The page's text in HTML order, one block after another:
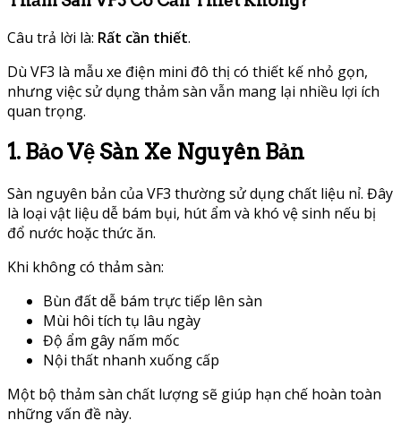
Câu trả lời là: Rất cần thiết.
Dù VF3 là mẫu xe điện mini đô thị có thiết kế nhỏ gọn,
nhưng việc sử dụng thảm sàn vẫn mang lại nhiều lợi ích
quan trọng.
1. Bảo Vệ Sàn Xe Nguyên Bản
Sàn nguyên bản của VF3 thường sử dụng chất liệu nỉ. Đây
là loại vật liệu dễ bám bụi, hút ẩm và khó vệ sinh nếu bị
đổ nước hoặc thức ăn.
Khi không có thảm sàn:
Bùn đất dễ bám trực tiếp lên sàn
Mùi hôi tích tụ lâu ngày
Độ ẩm gây nấm mốc
Nội thất nhanh xuống cấp
Một bộ thảm sàn chất lượng sẽ giúp hạn chế hoàn toàn
những vấn đề này.